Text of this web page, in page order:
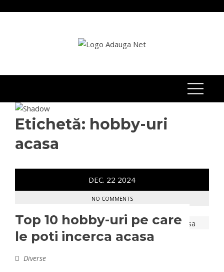
Etichetă: hobby-uri
acasa
DEC. 22 2024
NO COMMENTS
Top 10 hobby-uri pe care
le poti incerca acasa
Diverse